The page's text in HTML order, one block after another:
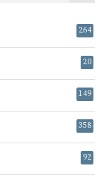
264
20
149
358
92